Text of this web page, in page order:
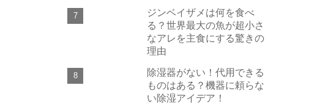
ジンベイザメは何を食べ
る？世界最大の魚が超小さ
なアレを主食にする驚きの
理由
除湿器がない！代用できる
ものはある？機器に頼らな
い除湿アイデア！